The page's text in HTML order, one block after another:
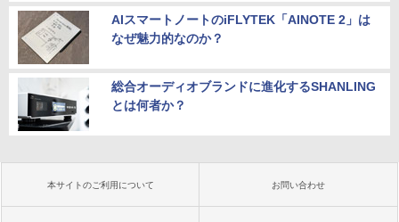
AIスマートノートのiFLYTEK「AINOTE 2」は
なぜ魅力的なのか？
総合オーディオブランドに進化するSHANLING
とは何者か？
本サイトのご利用について お問い合わせ